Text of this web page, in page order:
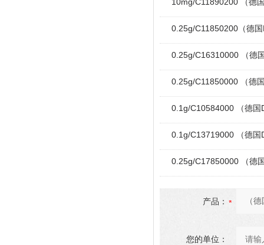
0.25g/C11850200（德
0.25g/C16310000 （德
0.25g/C11850000 （德
0.1g/C10584000 （德国
0.1g/C13719000 （德
0.25g/C17850000 （德
产品：
您的单位：